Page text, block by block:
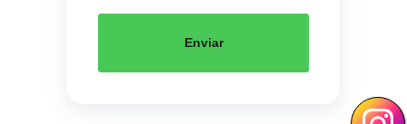
Enviar